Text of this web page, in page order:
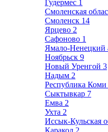
Гудермес 1
Смоленская
Смоленск 14
Ярцево 2
Сафоново 1
Ямало-Ненецкий
Ноябрьск 9
Новый Уренгой 3
Надым 2
Республика Коми
Сыктывкар 7
Емва 2
Ухта 2
Иссык-Кульская
Каракол 2